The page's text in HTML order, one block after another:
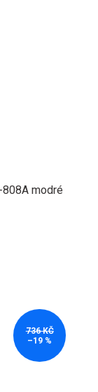
modré
736 KČ
–19 %